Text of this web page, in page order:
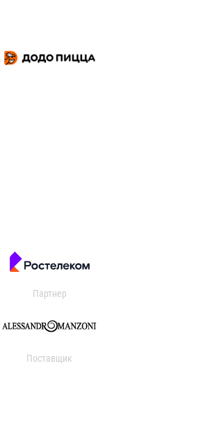
Партнер
Поставщик